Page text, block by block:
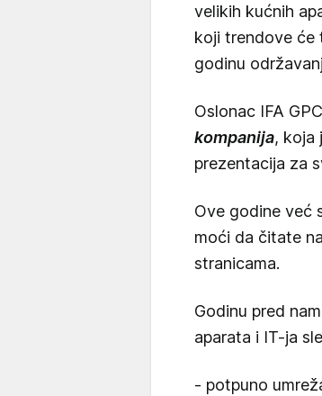
velikih kućnih
koji trendove će
godinu
Oslonac IFA
kompanija, koja
prezentacija za
Ove godine već
moći da čitate
stranicama.
Godinu pred
aparata i IT-ja
- potpuno